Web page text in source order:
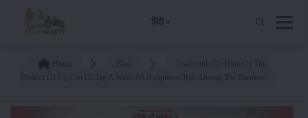
हिंदी